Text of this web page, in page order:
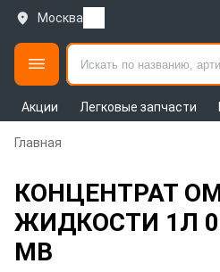
Москва
Акции Легковые запчасти
Главная
КОНЦЕНТРАТ
ЖИДКОСТИ 1Л
MB